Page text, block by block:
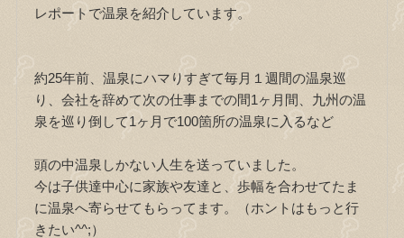
レポートで温泉を紹介しています。
約25年前、温泉にハマりすぎて毎月１週間の温泉巡
り、会社を辞めて次の仕事までの間1ヶ月間、九州の温
泉を巡り倒して1ヶ月で100箇所の温泉に入るなど
頭の中温泉しかない人生を送っていました。
今は子供達中心に家族や友達と、歩幅を合わせてたま
に温泉へ寄らせてもらってます。（ホントはもっと行
きたい^^;）